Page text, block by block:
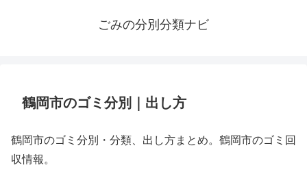
ごみの分別分類ナビ
鶴岡市のゴミ分別｜出し方
鶴岡市のゴミ分別・分類、出し方まとめ。鶴岡市のゴミ回
収情報。